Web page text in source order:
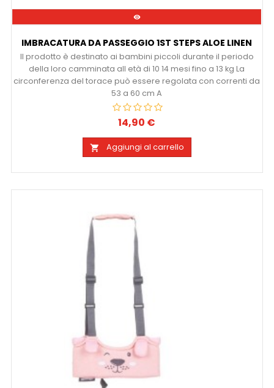

IMBRACATURA DA PASSEGGIO 1ST STEPS ALOE LINEN
Il prodotto è destinato ai bambini piccoli durante il periodo
della loro camminata all età di 10 14 mesi fino a 13 kg La
circonferenza del torace può essere regolata con correnti da
53 a 60 cm A
Prezzo
14,90 €
 Aggiungi al carrello